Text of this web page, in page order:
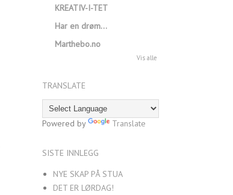
KREATIV-I-TET
Har en drøm…
Marthebo.no
Vis alle
TRANSLATE
Powered by Translate
SISTE INNLEGG
NYE SKAP PÅ STUA
DET ER LØRDAG!